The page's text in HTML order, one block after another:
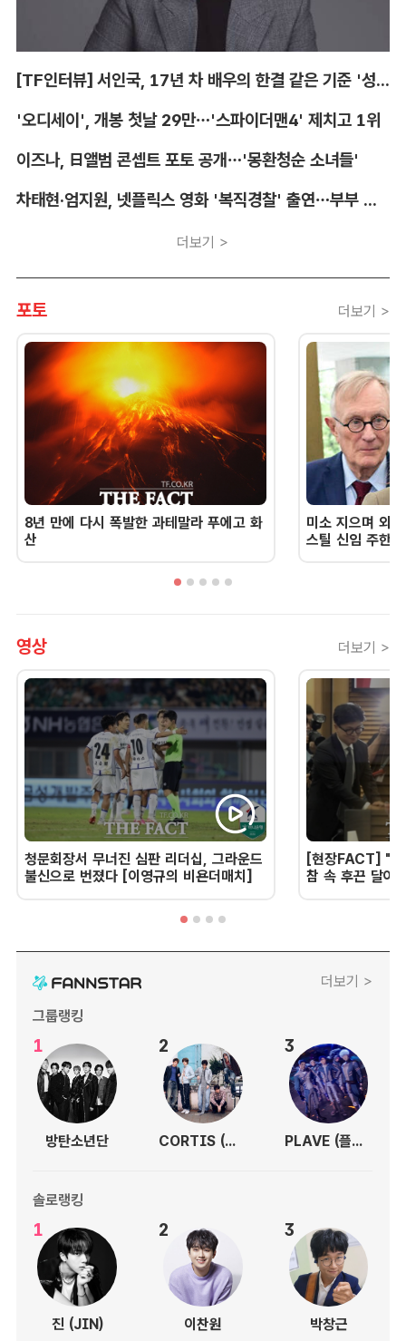
[TF인터뷰] 서인국, 17년 차 배우의 한결 같은 기준 '성장'
'오디세이', 개봉 첫날 29만…'스파이더맨4' 제치고 1위
이즈나, 日앨범 콘셉트 포토 공개…'몽환청순 소녀들'
차태현·엄지원, 넷플릭스 영화 '복직경찰' 출연…부부 호흡
더보기 >
포토 더보기 >
8년 만에 다시 폭발한 과테말라 푸에고 화
산
미소 지으며 외
스틸 신임 주한
영상 더보기 >
청문회장서 무너진 심판 리더십, 그라운드
불신으로 번졌다 [이영규의 비욘더매치]
[현장FACT] "한
참 속 후끈 달아
더보기 >
그룹랭킹
1
방탄소년단
2
CORTIS (코르티스)
3
PLAVE (플레이브)
솔로랭킹
1
진 (JIN)
2
이찬원
3
박창근